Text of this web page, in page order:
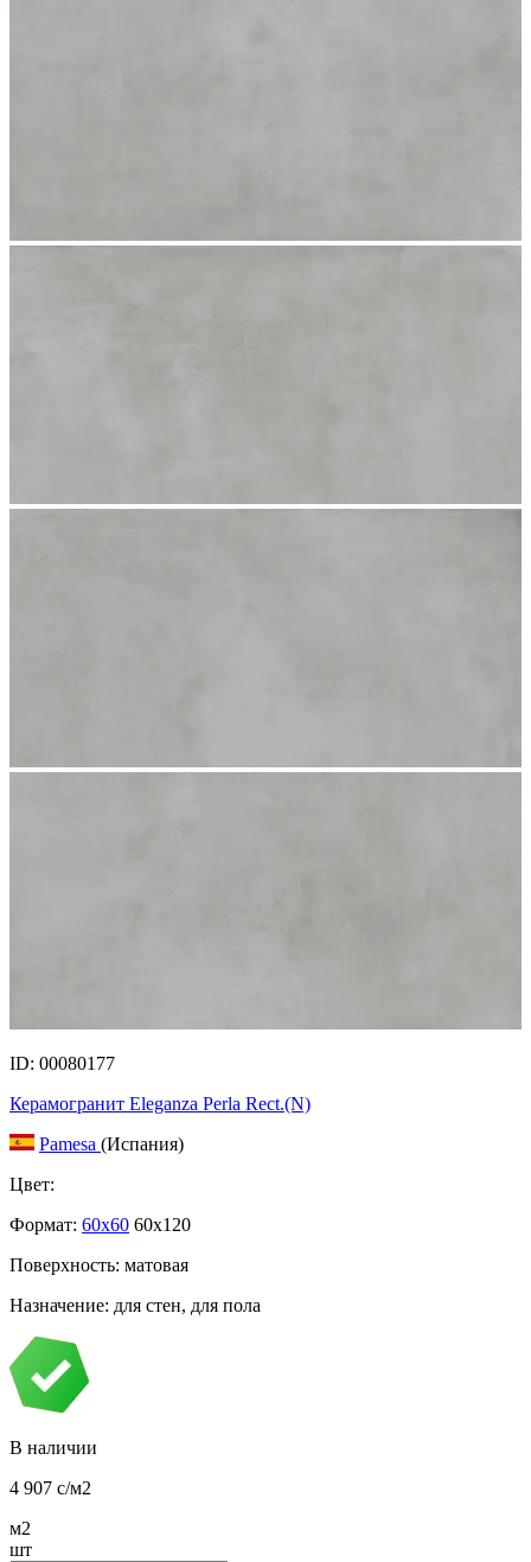
ID: 00080177
Керамогранит Eleganza Perla Rect.(N)
Pamesa (Испания)
Цвет:
Формат: 60x60 60x120
Поверхность: матовая
Назначение: для стен, для пола
В наличии
4 907 c/м2
м2
шт